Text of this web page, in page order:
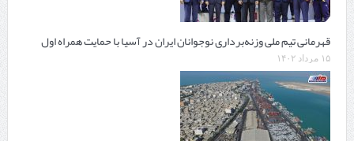
قهرمانی تیم ملی وزنه‌برداری نوجوانان ایران در آسیا با حمایت همراه اول
۱۵ مرداد ۱۴۰۲